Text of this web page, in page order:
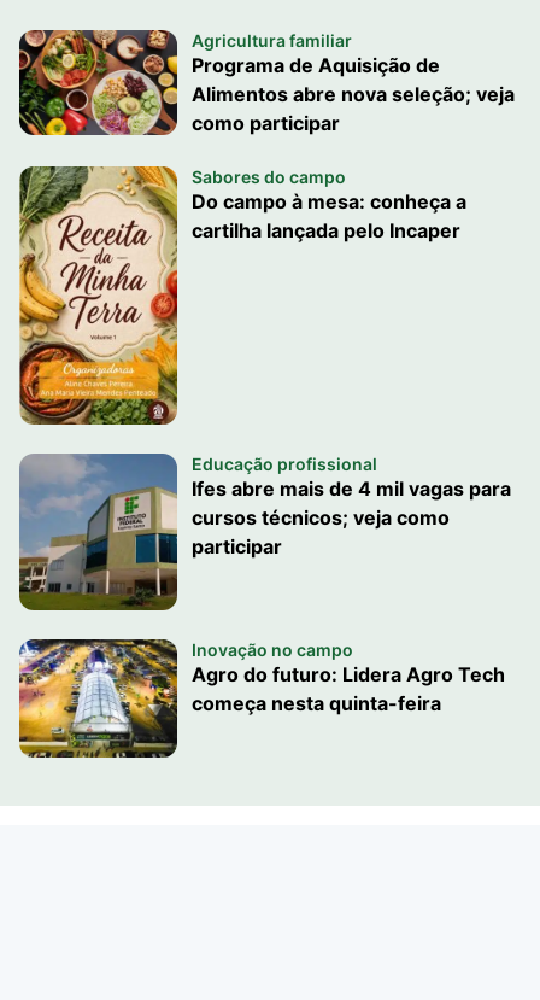
Agricultura familiar
Programa de Aquisição de
Alimentos abre nova seleção; veja
como participar
Sabores do campo
Do campo à mesa: conheça a
cartilha lançada pelo Incaper
Educação profissional
Ifes abre mais de 4 mil vagas para
cursos técnicos; veja como
participar
Inovação no campo
Agro do futuro: Lidera Agro Tech
começa nesta quinta-feira